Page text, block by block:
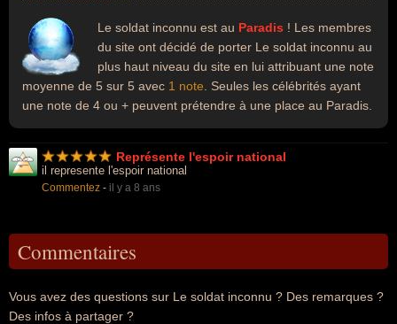
Le soldat inconnu est au Paradis ! Les membres
du site ont décidé de porter Le soldat inconnu au
plus haut niveau du site en lui attribuant une note
moyenne de 5 sur 5 avec 1 note . Seules les célébrités ayant
une note de 4 ou + peuvent prétendre à une place au Paradis.
Représente l'espoir national
il represente l'espoir national
Commentez - il y a 8 ans
Commentaires
Vous avez des questions sur Le soldat inconnu ? Des remarques ?
Des infos à partager ?